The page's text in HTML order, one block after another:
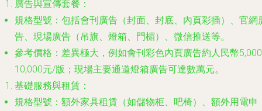
廣告與宣傳套餐：
規格型號 ：包括會刊廣告（封面、封底、內頁彩插）、官網
告、現場廣告（吊旗、燈箱、門楣）、微信推送等。
參考價格 ：差異極大，例如會刊彩色內頁廣告約人民幣
10,000元/版；現場主要通道燈箱廣告可達數萬元。
基礎服務與租賃：
規格型號 ：額外家具租賃（如儲物柜、吧椅）、額外用電申